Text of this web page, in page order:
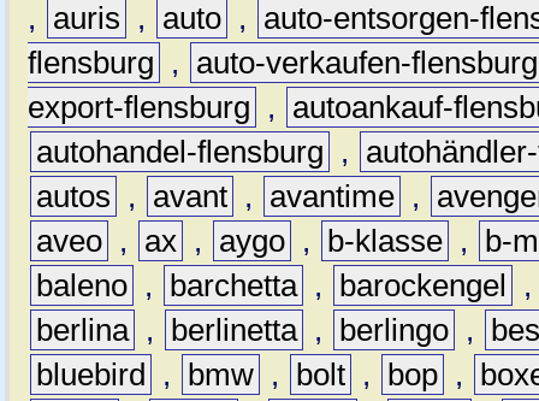
,
auris , auto ,
auto-entsorgen-
flensburg
,
auto-verkaufen-flensburg
export-flensburg
,
autoankauf-
autohandel-flensburg
,
autos
, avant , avantime ,
aveo , ax , aygo , b-klasse ,
b-
baleno , barchetta , barockengel
berlina , berlinetta , berlingo ,
bluebird
, bmw , bolt , bop ,